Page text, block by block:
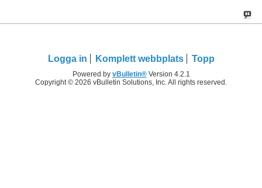
Logga in Komplett webbplats Topp
Powered by vBulletin®Version 4.2.1
Copyright © 2026 vBulletin Solutions, Inc. All rights reserved.